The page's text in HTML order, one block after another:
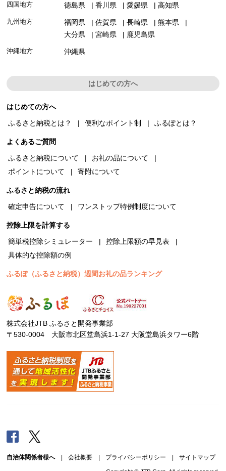
四国地方 徳島県 香川県 愛媛県 高知県
九州地方 福岡県 佐賀県 長崎県
熊本県
大分県
宮崎県 鹿児島県
沖縄地方 沖縄県
はじめての方へ
はじめての方へ
ふるさと納税とは？
便利なポイント制 ふるぽとは？
よくあるご質問
ふるさと納税について
お礼の品について
ポイントについて
寄附について
ふるさと納税の流れ
確定申告について
ワンストップ特例制度について
控除上限を計算する
簡単税控除シミュレーター
控除上限額の早見表
具体的な控除額の例
ふるぽ（ふるさと納税）週間お礼の品ランキング
株式会社JTB ふるさと開発事業部
〒530-0004 大阪市北区堂島浜1-1-27 大阪堂島浜タワー6階
Facebook
自治体関係者様へ| 会社概要 プライバシーポリシー サイトマップ